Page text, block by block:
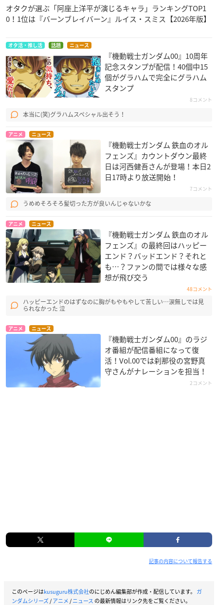
オタクが選ぶ「阿座上洋平が演じるキャラ」ランキングTOP1
0！1位は『バーンブレイバーン』ルイス・スミス【2026年版】
オタ活・推し活 話題 ニュース
『機動戦士ガンダム00』10周年
記念スタンプが配信！40個中15
個がグラハムで完全にグラハム
スタンプ
8コメント
本当に(笑)グラハムスペシャル出そう！
アニメ ニュース
『機動戦士ガンダム 鉄血のオル
フェンズ』カウントダウン最終
日は河西健吾さんが登場！本日2
日17時より放送開始！
7コメント
うめめそろそろ髪切った方が良いんじゃないかな
アニメ ニュース
『機動戦士ガンダム 鉄血のオル
フェンズ』の最終回はハッピー
エンド？バッドエンド？それと
も…？ファンの間では様々な感
想が飛び交う
48コメント
ハッピーエンドのはずなのに胸がもやもやして苦しい…涙無しでは見
られなかった 泣
アニメ ニュース
『機動戦士ガンダム00』のラジ
オ番組が配信番組になって復
活！Vol.00では刹那役の宮野真
守さんがナレーションを担当！
2コメント
記事の内容について報告する
このページはkusuguru株式会社のにじめん編集部が作成・配信しています。 ガ
ンダムシリーズ/アニメ/ニュース の最新情報はリンク先をご覧ください。